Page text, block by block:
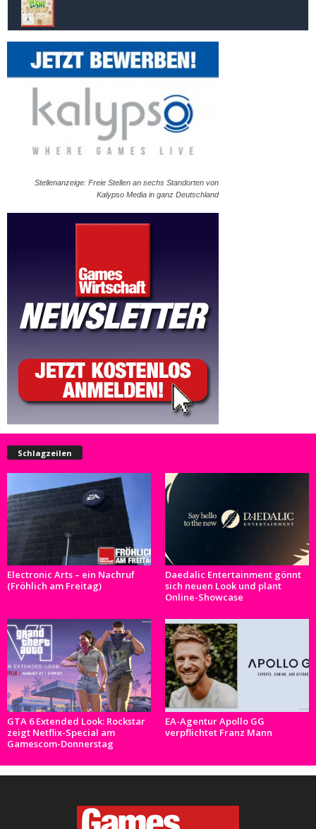
Stellenanzeige: Freie Stellen an sechs Standorten von
Kalypso Media in ganz Deutschland
Schlagzeilen
Electronic Arts – ein Nachruf
(Fröhlich am Freitag)
Daedalic Entertainment gönnt
sich neuen Look und plant
Online-Showcase
GTA 6 Extended Look: Rockstar
zeigt Netflix-Special am
Gamescom-Donnerstag
EA-Agentur Apollo GG
verpflichtet Franz Mann